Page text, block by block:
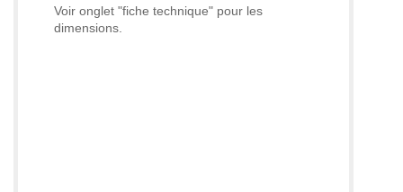
Voir onglet "fiche technique" pour les
dimensions.